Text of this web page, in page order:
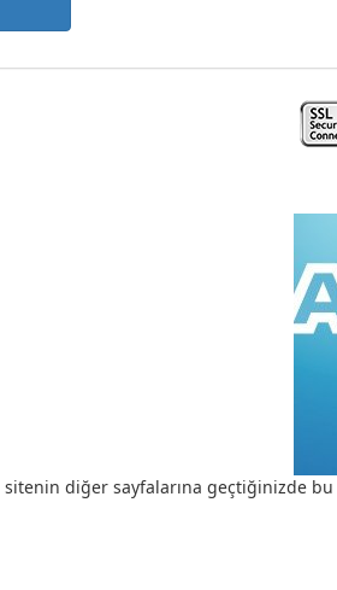
diğer sayfalarına geçtiğinizde bu